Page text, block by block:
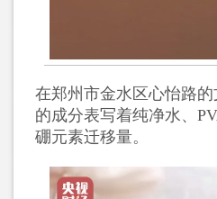
在郑州市金水区心怡路
的成分表写着纯净水、
硼元素迁移量。